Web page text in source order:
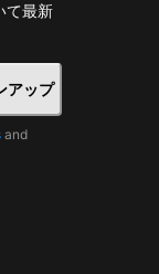
て最新
アップ
and